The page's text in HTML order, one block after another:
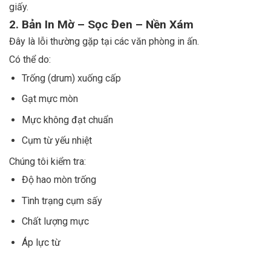
giấy.
2. Bản In Mờ – Sọc Đen – Nền Xám
Đây là lỗi thường gặp tại các văn phòng in ấn.
Có thể do:
Trống (drum) xuống cấp
Gạt mực mòn
Mực không đạt chuẩn
Cụm từ yếu nhiệt
Chúng tôi kiểm tra:
Độ hao mòn trống
Tình trạng cụm sấy
Chất lượng mực
Áp lực từ